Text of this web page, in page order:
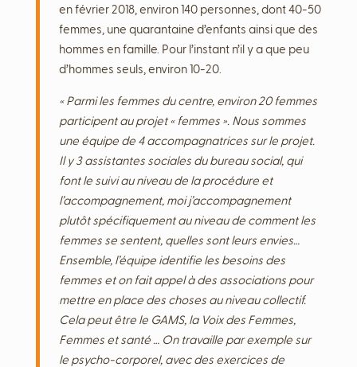
en février 2018, environ 140 personnes, dont 40-50
femmes, une quarantaine d’enfants ainsi que des
hommes en famille. Pour l’instant n’il y a que peu
d’hommes seuls, environ 10-20.
« Parmi les femmes du centre, environ 20 femmes
participent au projet « femmes ». Nous sommes
une équipe de 4 accompagnatrices sur le projet.
Il y 3 assistantes sociales du bureau social, qui
font le suivi au niveau de la procédure et
l’accompagnement, moi j’accompagnement
plutôt spécifiquement au niveau de comment les
femmes se sentent, quelles sont leurs envies…
Ensemble, l’équipe identifie les besoins des
femmes et on fait appel à des associations pour
mettre en place des choses au niveau collectif.
Cela peut être le GAMS, la Voix des Femmes,
Femmes et santé … On travaille par exemple sur
le psycho-corporel, avec des exercices de